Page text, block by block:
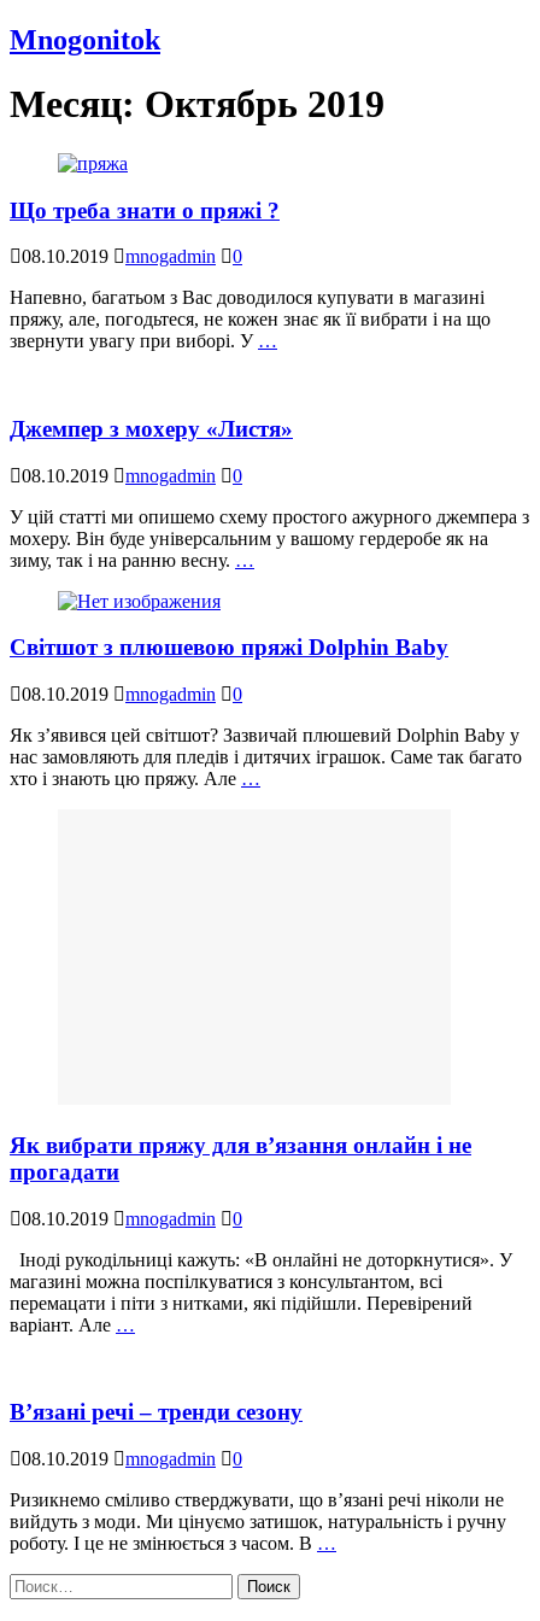
Mnogonitok
Месяц: Октябрь 2019
Що треба знати о пряжі ?
08.10.2019 mnogadmin
0
Напевно, багатьом з Вас доводилося купувати в магазині
пряжу, але, погодьтеся, не кожен знає як її вибрати і на що
звернути увагу при виборі. У …
Джемпер з мохеру «Листя»
08.10.2019 mnogadmin
0
У цій статті ми опишемо схему простого ажурного джемпера з
мохеру. Він буде універсальним у вашому гердеробе як на
зиму, так і на ранню весну. …
Світшот з плюшевою пряжі Dolphin Baby
08.10.2019 mnogadmin
0
Як з’явився цей світшот? Зазвичай плюшевий Dolphin Baby у
нас замовляють для пледів і дитячих іграшок. Саме так багато
хто і знають цю пряжу. Але …
Як вибрати пряжу для в’язання онлайн і не
прогадати
08.10.2019 mnogadmin
0
Іноді рукодільниці кажуть: «В онлайні не доторкнутися». У
магазині можна поспілкуватися з консультантом, всі
перемацати і піти з нитками, які підійшли. Перевірений
варіант. Але …
В’язані речі – тренди сезону
08.10.2019 mnogadmin
0
Ризикнемо сміливо стверджувати, що в’язані речі ніколи не
вийдуть з моди. Ми цінуємо затишок, натуральність і ручну
роботу. І це не змінюється з часом. В …
Найти: